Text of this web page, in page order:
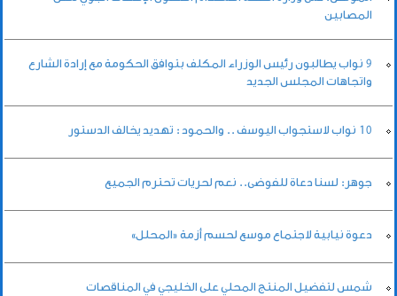
المصابين
9 نواب يطالبون رئيس الوزراء المكلف بتوافق الحكومة مع إرادة الشارع
واتجاهات المجلس الجديد
10 نواب لاستجواب اليوسف .. والحمود : تهديد يخالف الدستور
جوهر: لسنا دعاة للفوضى.. نعم لحريات تحترم الجميع
دعوة نيابية لاجتماع موسع لحسم أزمة «المحلل»
شمس لتفضيل المنتج المحلي على الخليجي في المناقصات